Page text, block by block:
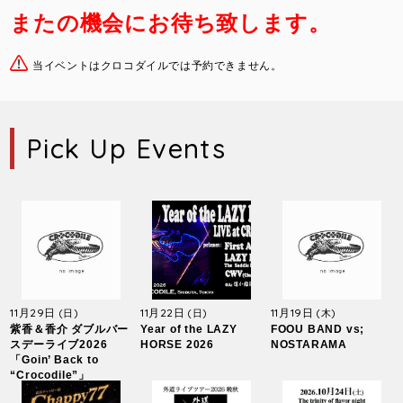
またの機会にお待ち致します。
当イベントはクロコダイルでは予約できません。
Pick Up Events
11月29日 (日)
紫香＆香介 ダブルバー
スデーライブ2026
「Goin’ Back to
“Crocodile”」
11月22日(日)
Year of the LAZY
HORSE 2026
11月19日 (木)
FOOU BAND vs;
NOSTARAMA